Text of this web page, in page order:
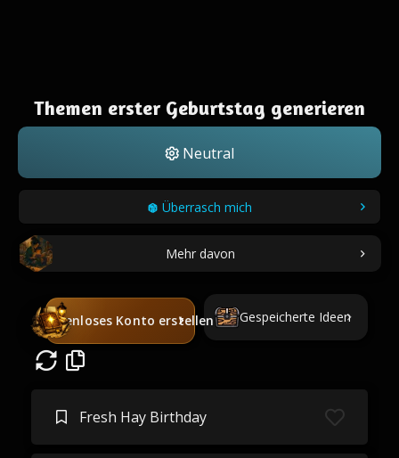
Themen erster Geburtstag generieren
Neutral
Überrasch mich
Mehr davon
Kostenloses Konto erstellen Gespeicherte Ideen
Fresh Hay Birthday